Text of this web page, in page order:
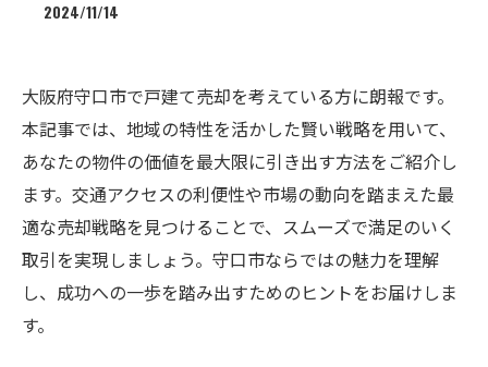
2024/11/14
大阪府守口市で戸建て売却を考えている方に朗報です。
本記事では、地域の特性を活かした賢い戦略を用いて、
あなたの物件の価値を最大限に引き出す方法をご紹介し
ます。交通アクセスの利便性や市場の動向を踏まえた最
適な売却戦略を見つけることで、スムーズで満足のいく
取引を実現しましょう。守口市ならではの魅力を理解
し、成功への一歩を踏み出すためのヒントをお届けしま
す。